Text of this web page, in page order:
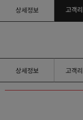
상세정보 고객
상세정보 고객